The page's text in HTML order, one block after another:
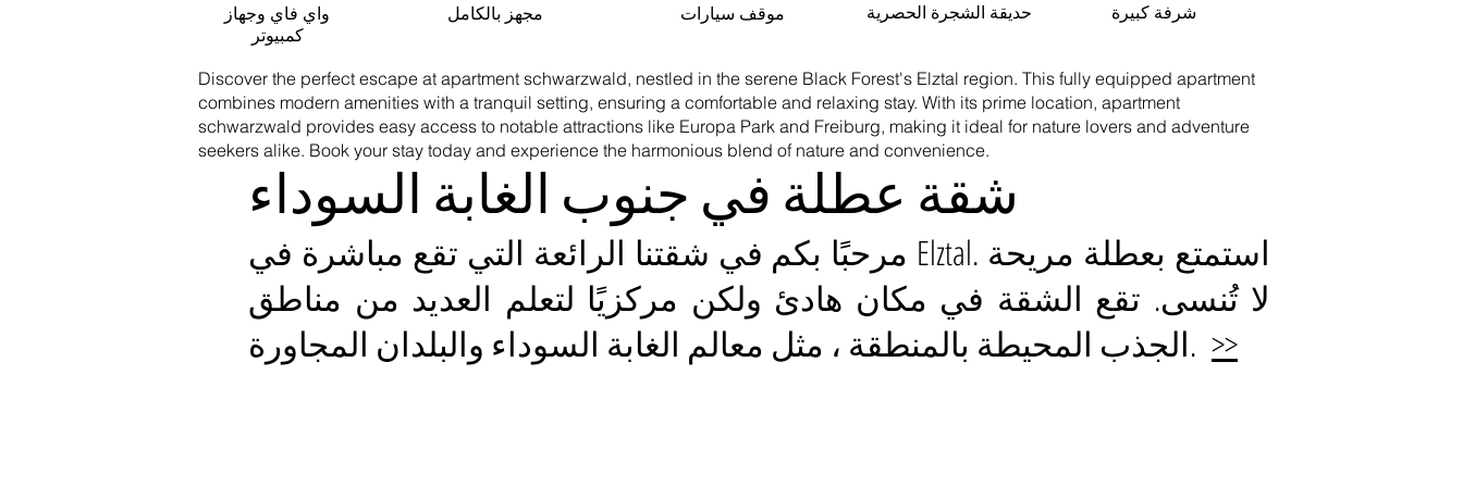
واي فاي وجهاز
كمبيوتر
مجهز بالكامل موقف سيارات حديقة الشجرة الحصرية شرفة كبيرة
شقة عطلة في جنوب الغابة السوداء
مرحبًا بكم في شقتنا الرائعة التي تقع مباشرة في Elztal. استمتع بعطلة مريحة
لا تُنسى. تقع الشقة في مكان هادئ ولكن مركزيًا لتعلم العديد من مناطق
الجذب المحيطة بالمنطقة ، مثل معالم الغابة السوداء والبلدان المجاورة. >>
Discover the perfect escape at apartment schwarzwald, nestled in the serene Black Forest's Elztal region. This fully equipped apartment
combines modern amenities with a tranquil setting, ensuring a comfortable and relaxing stay. With its prime location, apartment
schwarzwald provides easy access to notable attractions like Europa Park and Freiburg, making it ideal for nature lovers and adventure
seekers alike. Book your stay today and experience the harmonious blend of nature and convenience.